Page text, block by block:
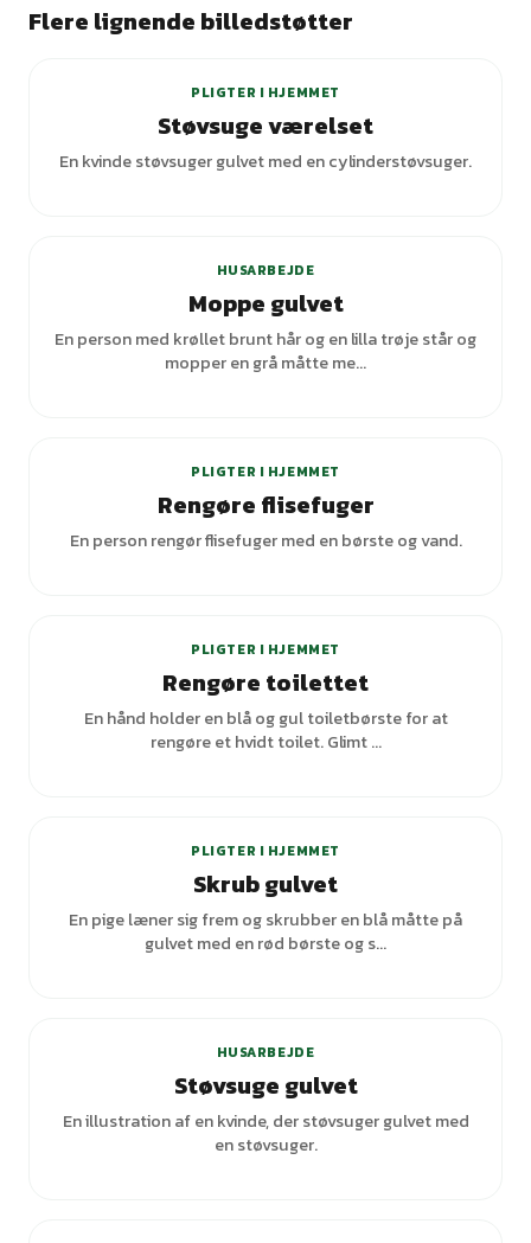
Flere lignende billedstøtter
PLIGTER I HJEMMET
Støvsuge værelset
En kvinde støvsuger gulvet med en cylinderstøvsuger.
HUSARBEJDE
Moppe gulvet
En person med krøllet brunt hår og en lilla trøje står og
mopper en grå måtte me...
PLIGTER I HJEMMET
Rengøre flisefuger
En person rengør flisefuger med en børste og vand.
PLIGTER I HJEMMET
Rengøre toilettet
En hånd holder en blå og gul toiletbørste for at
rengøre et hvidt toilet. Glimt ...
PLIGTER I HJEMMET
Skrub gulvet
En pige læner sig frem og skrubber en blå måtte på
gulvet med en rød børste og s...
HUSARBEJDE
Støvsuge gulvet
En illustration af en kvinde, der støvsuger gulvet med
en støvsuger.